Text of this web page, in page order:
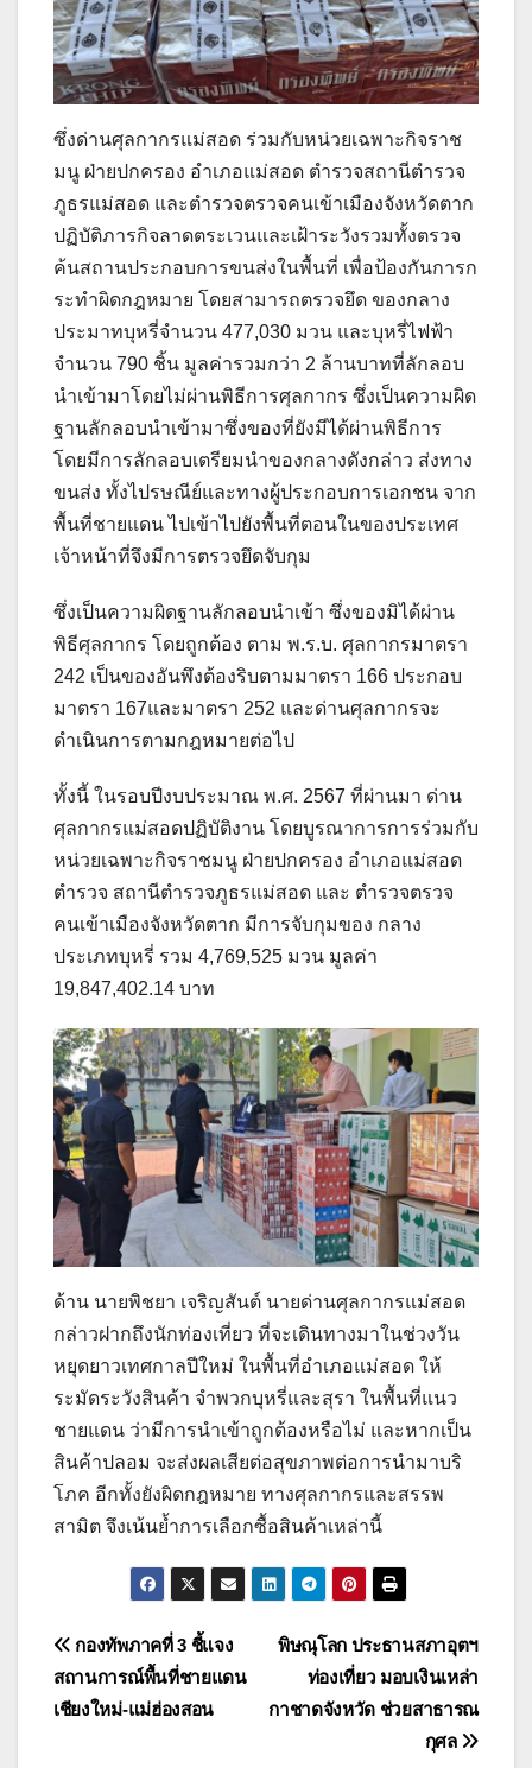
ซึ่งด่านศุลกากรแม่สอด ร่วมกับหน่วยเฉพาะกิจราช
มนู ฝ่ายปกครอง อำเภอแม่สอด ตำรวจสถานีตำรวจ
ภูธรแม่สอด และตำรวจตรวจคนเข้าเมืองจังหวัดตาก
ปฏิบัติภารกิจลาดตระเวนและเฝ้าระวังรวมทั้งตรวจ
ค้นสถานประกอบการขนส่งในพื้นที่ เพื่อป้องกันการก
ระทำผิดกฎหมาย โดยสามารถตรวจยึด ของกลาง
ประมาทบุหรี่จำนวน 477,030 มวน และบุหรี่ไฟฟ้า
จำนวน 790 ชิ้น มูลค่ารวมกว่า 2 ล้านบาทที่ลักลอบ
นำเข้ามาโดยไม่ผ่านพิธีการศุลกากร ซึ่งเป็นความผิด
ฐานลักลอบนำเข้ามาซึ่งของที่ยังมีได้ผ่านพิธีการ
โดยมีการลักลอบเตรียมนำของกลางดังกล่าว ส่งทาง
ขนส่ง ทั้งไปรษณีย์และทางผู้ประกอบการเอกชน จาก
พื้นที่ชายแดน ไปเข้าไปยังพื้นที่ตอนในของประเทศ
เจ้าหน้าที่จึงมีการตรวจยึดจับกุม
ซึ่งเป็นความผิดฐานลักลอบนำเข้า ซึ่งของมิได้ผ่าน
พิธีศุลกากร โดยถูกต้อง ตาม พ.ร.บ. ศุลกากรมาตรา
242 เป็นของอันพึงต้องริบตามมาตรา 166 ประกอบ
มาตรา 167และมาตรา 252 และด่านศุลกากรจะ
ดำเนินการตามกฎหมายต่อไป
ทั้งนี้ ในรอบปีงบประมาณ พ.ศ. 2567 ที่ผ่านมา ด่าน
ศุลกากรแม่สอดปฏิบัติงาน โดยบูรณาการการร่วมกับ
หน่วยเฉพาะกิจราชมนู ฝ่ายปกครอง อำเภอแม่สอด
ตำรวจ สถานีตำรวจภูธรแม่สอด และ ตำรวจตรวจ
คนเข้าเมืองจังหวัดตาก มีการจับกุมของ กลาง
ประเภทบุหรี่ รวม 4,769,525 มวน มูลค่า
19,847,402.14 บาท
ด้าน นายพิชยา เจริญสันต์ นายด่านศุลกากรแม่สอด
กล่าวฝากถึงนักท่องเที่ยว ที่จะเดินทางมาในช่วงวัน
หยุดยาวเทศกาลปีใหม่ ในพื้นที่อำเภอแม่สอด ให้
ระมัดระวังสินค้า จำพวกบุหรี่และสุรา ในพื้นที่แนว
ชายแดน ว่ามีการนำเข้าถูกต้องหรือไม่ และหากเป็น
สินค้าปลอม จะส่งผลเสียต่อสุขภาพต่อการนำมาบริ
โภค อีกทั้งยังผิดกฎหมาย ทางศุลกากรและสรรพ
สามิต จึงเน้นย้ำการเลือกซื้อสินค้าเหล่านี้
แนะแนว
เรื่อง
พิษณุโลก ประธานสภาอุตฯ
ท่องเที่ยว มอบเงินเหล่า
กาชาดจังหวัด ช่วยสาธารณ
กุศล
กองทัพภาคที่ 3 ชี้แจง
สถานการณ์พื้นที่ชายแดน
เชียงใหม่-แม่ฮ่องสอน